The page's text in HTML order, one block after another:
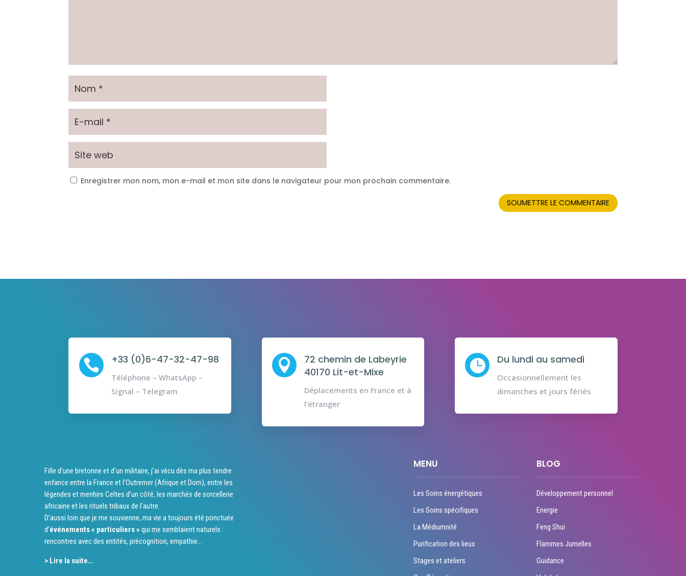
Enregistrer mon nom, mon e-mail et mon site dans le navigateur pour mon prochain commentaire.
SOUMETTRE LE COMMENTAIRE
 +33 (0)6-47-32-47-98
Téléphone – WhatsApp –
Signal – Telegram

72 chemin de Labeyrie
40170 Lit-et-Mixe
Déplacements en France et à
l’étranger
 Du lundi au samedi
Occasionnellement les
dimanches et jours fériés
Fille d’une bretonne et d’un militaire, j’ai vécu dès ma plus tendre
enfance entre la France et l’Outremer (Afrique et Dom), entre les
légendes et menhirs Celtes d’un côté, les marchés de sorcellerie
africaine et les rituels tribaux de l’autre.
D’aussi loin que je me souvienne, ma vie a toujours été ponctuée
d’événements « particuliers » qui me semblaient naturels :
rencontres avec des entités, précognition, empathie…
> Lire la suite…
MENU
Les Soins énergétiques
Les Soins spécifiques
La Médiumnité
Purification des lieux
Stages et ateliers
BLOG
Développement personnel
Energie
Feng Shui
Flammes Jumelles
Guidance